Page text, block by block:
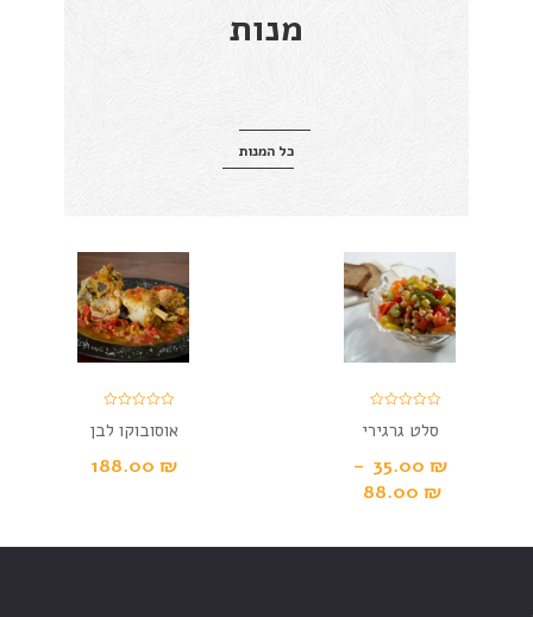
מנות
כל המנות
סלט גרגירי
35.00 ₪
–
88.00 ₪
אוסובוקו לבן
188.00 ₪